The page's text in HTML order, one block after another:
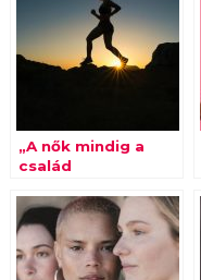
„A nők mindig a
család